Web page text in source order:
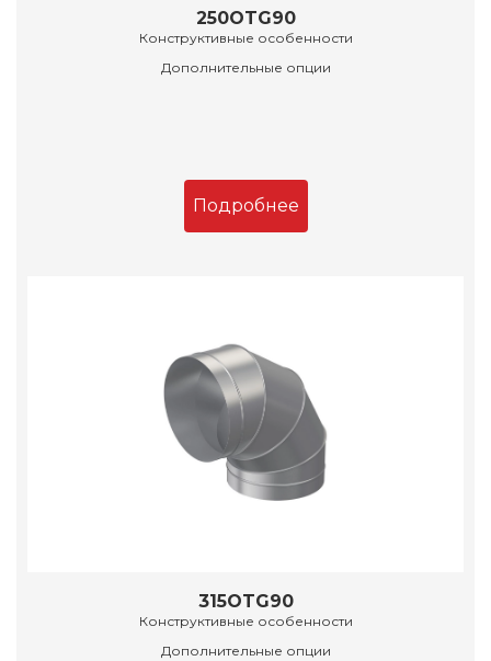
250OTG90
Конструктивные особенности
Дополнительные опции
Подробнее
315OTG90
Конструктивные особенности
Дополнительные опции